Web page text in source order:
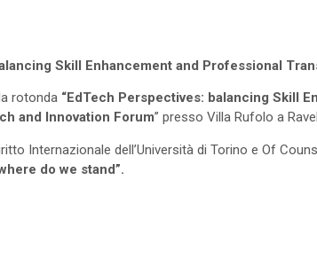
Skill Enhancement and Professional
rotonda “EdTech Perspectives: balancing Skill
and Innovation Forum” presso Villa Rufolo a
Internazionale dell’Università di Torino e Of
do we stand”.